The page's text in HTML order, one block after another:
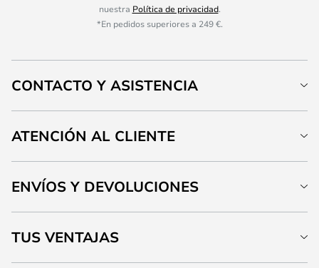
nuestra Política de privacidad.
*En pedidos superiores a 249 €.
CONTACTO Y ASISTENCIA
ATENCIÓN AL CLIENTE
ENVÍOS Y DEVOLUCIONES
TUS VENTAJAS